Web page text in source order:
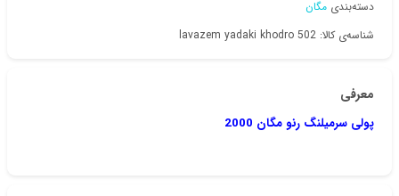
دسته‌بندی مگان
شناسه‌ی کالا: lavazem yadaki khodro 502
معرفی
پولی سرمیلنگ رنو مگان 2000